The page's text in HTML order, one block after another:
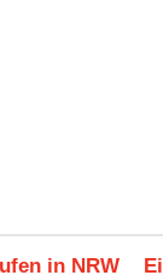
in NRW